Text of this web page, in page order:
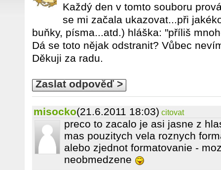
Každý den v tomto souboru
se mi začala ukazovat...při
buňky, písma...atd.) hláška: "příliš
Dá se toto nějak odstranit? Vůbec
Děkuji za radu.
Zaslat odpověď >
misocko(21.6.2011 18:03) citovat
preco to zacalo je asi jasne z
mas pouzitych vela roznych
alebo zjednot formatovanie -
neobmedzene